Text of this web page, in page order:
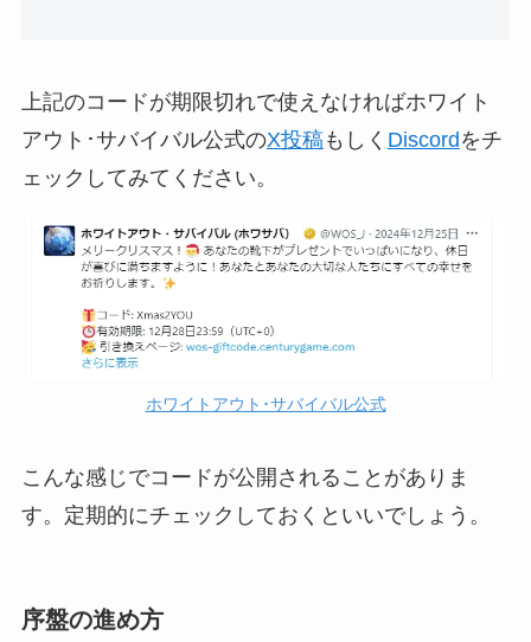
上記のコードが期限切れで使えなければホワイト
アウト･サバイバル公式のX投稿もしく Discordをチ
ェックしてみてください。
ホワイトアウト･サバイバル公式
こんな感じでコードが公開されることがありま
す。定期的にチェックしておくといいでしょう。
序盤の進め方